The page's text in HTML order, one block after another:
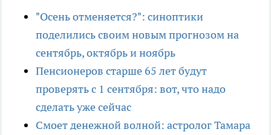
"Осень отменяется?": синоптики
поделились своим новым прогнозом на
сентябрь, октябрь и ноябрь
Пенсионеров старше 65 лет будут
проверять с 1 сентября: вот, что надо
сделать уже сейчас
Смоет денежной волной: астролог Тамара